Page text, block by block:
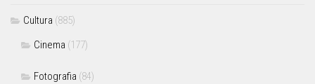
Cultura (885)
Cinema (177)
Fotografia (84)